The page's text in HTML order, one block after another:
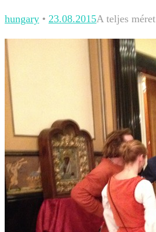
hungary • 23.08.2015A teljes méret